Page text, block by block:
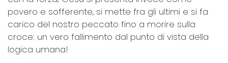
povero e sofferente, si mette fra gli ultimi e si fa
carico del nostro peccato fino a morire sulla
croce: un vero fallimento dal punto di vista della
logica umana!